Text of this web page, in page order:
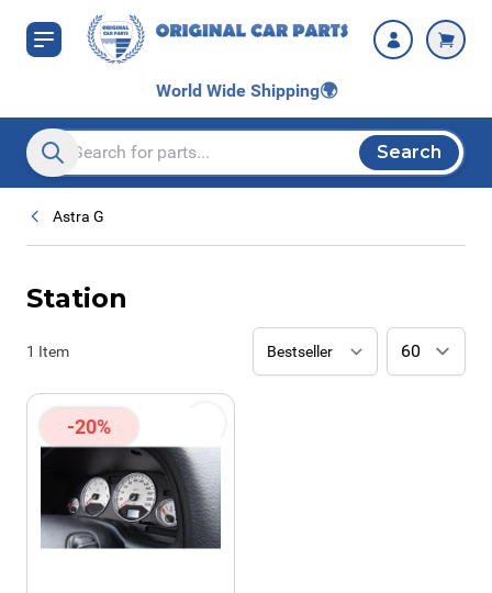
Skip to Content
World Wide Shipping🌍
Search entire store here...
Search
Astra G
Station
1 Item
-20%